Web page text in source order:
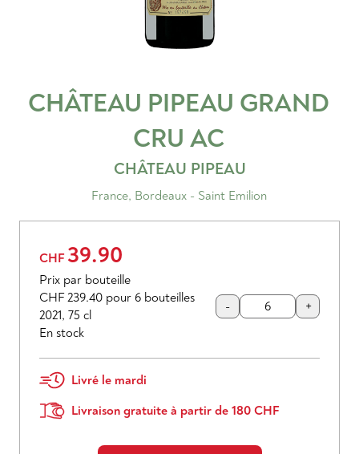
CHÂTEAU PIPEAU GRAND
CRU AC
CHÂTEAU PIPEAU
France, Bordeaux - Saint Emilion
CHF 39.90
Prix par bouteille
CHF 239.40 pour 6 bouteilles
2021, 75 cl
En stock
- +
Livré le mardi
Livraison gratuite à partir de 180 CHF